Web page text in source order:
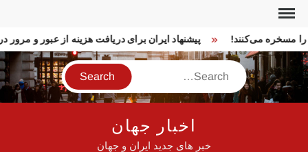
Skip
content
پیشنهاد ایران برای دریافت هزینه از عبور و را مسخره می‌کنند!
Search
اخبار جهان
خبر های جدید ایران و جهان